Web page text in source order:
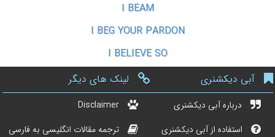
I BEAM
I BEG YOUR PARDON
I BELIEVE SO
آبی دیکشنری
درباره آبی دیکشنری
استفاده از آبی دیکشنری
لینک های دیگر
Disclaimer
ترجمه مقالات انگلیسی به فارسی